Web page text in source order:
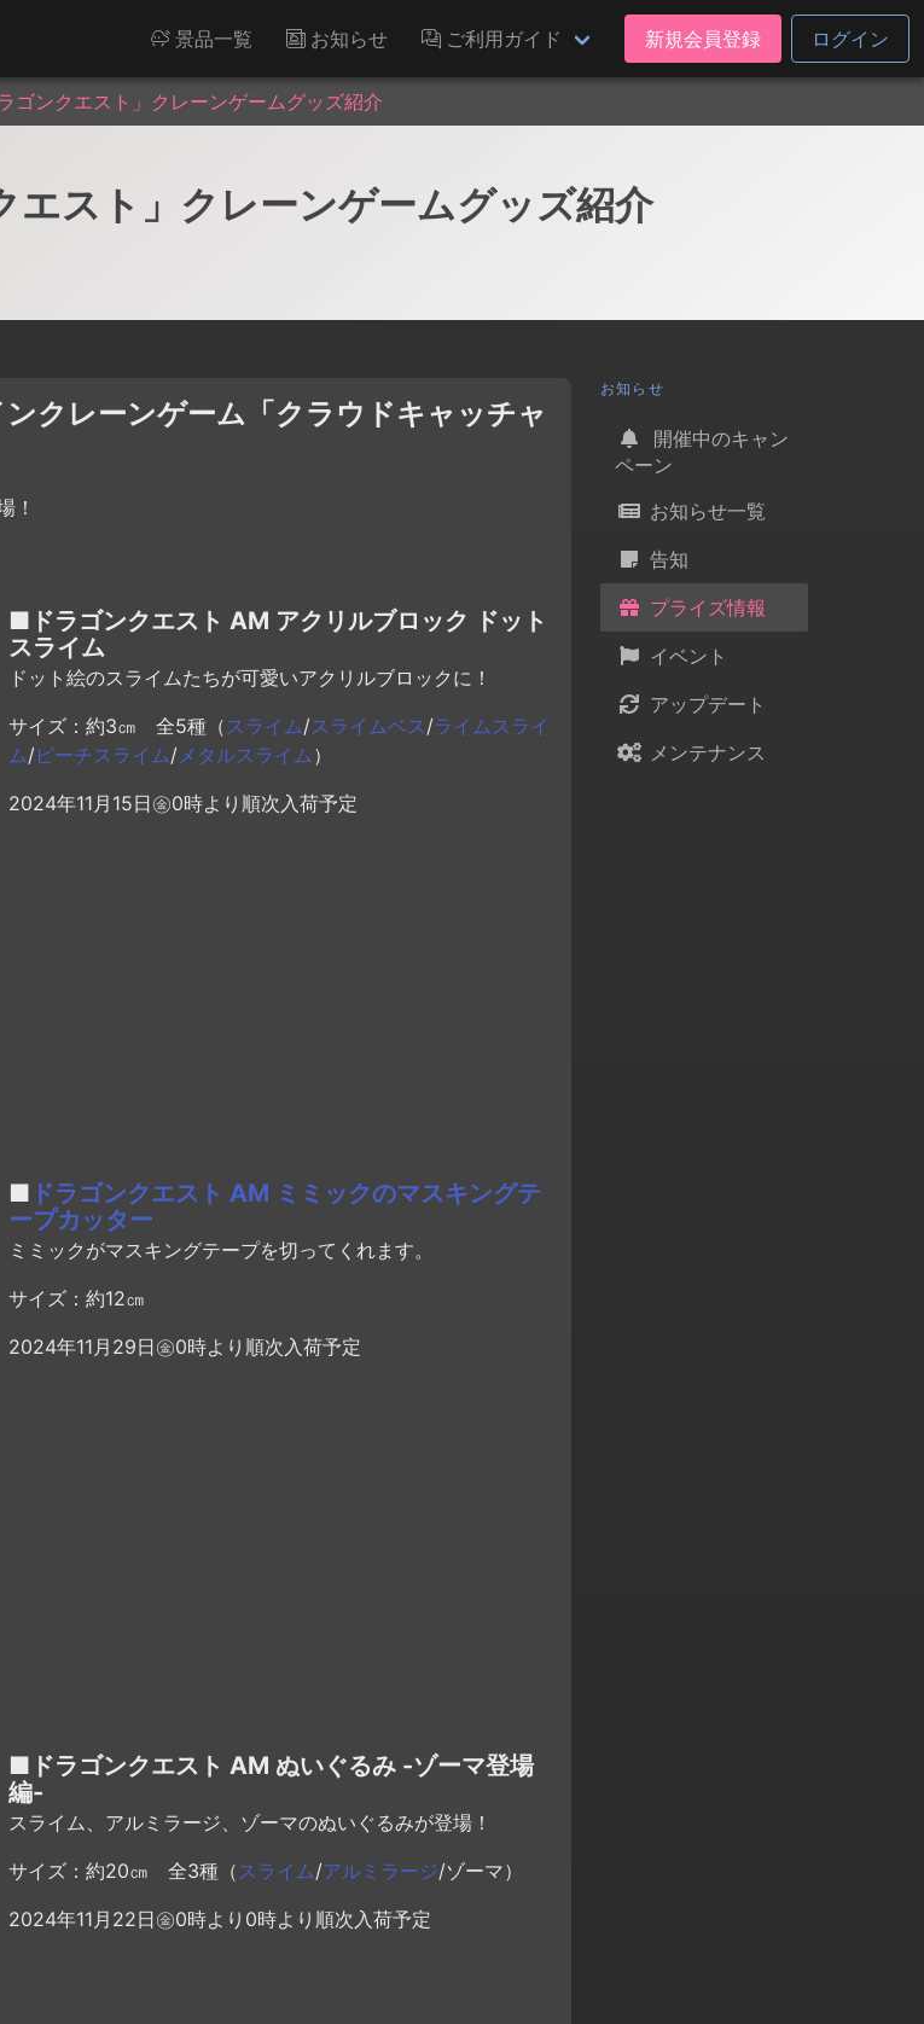
景品一覧 お知らせ ご利用ガイド 新規会員登録 ログイン
ゴンクエスト」クレーンゲームグッズ紹介
スト」クレーンゲームグッズ紹介
クレーンゲーム「クラウドキャッチャ
！
■ドラゴンクエスト AM アクリルブロック ドット
スライム
ドット絵のスライムたちが可愛いアクリルブロックに！
サイズ：約3㎝ 全5種（スライム/スライムベス/ライムスライ
ム/ピーチスライム/メタルスライム）
2024年11月15日㊎0時より順次入荷予定
■ ドラゴンクエスト AM ミミックのマスキングテ
ープカッター
ミミックがマスキングテープを切ってくれます。
サイズ：約12㎝
2024年11月29日㊎0時より順次入荷予定
■ドラゴンクエスト AM ぬいぐるみ -ゾーマ登場
編-
スライム、アルミラージ、ゾーマのぬいぐるみが登場！
サイズ：約20㎝ 全3種（スライム/アルミラージ/ゾーマ）
2024年11月22日㊎0時より0時より順次入荷予定
お知らせ
開催中のキャン
ペーン
お知らせ一覧
告知
プライズ情報
イベント
アップデート
メンテナンス